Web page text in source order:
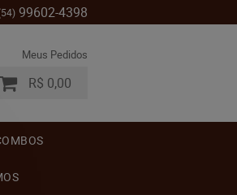
99602-4398
Meus Pedidos
R$ 0,00